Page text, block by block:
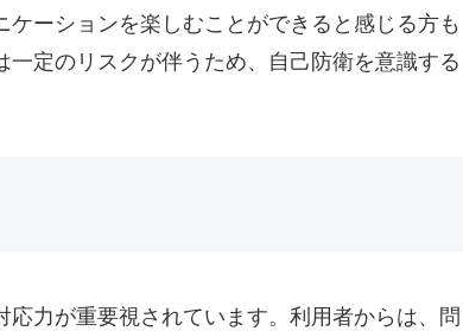
ーションを楽しむことができると感じる方も
定のリスクが伴うため、自己防衛を意識する
力が重要視されています。利用者からは、問